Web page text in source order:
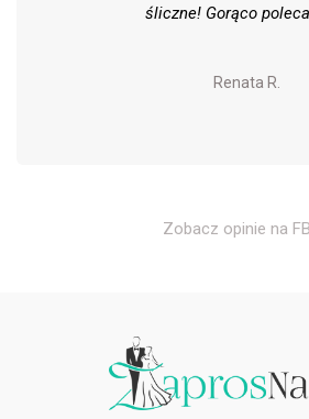
śliczne! Gorąco
Renata R.
Zobacz opinie na FB